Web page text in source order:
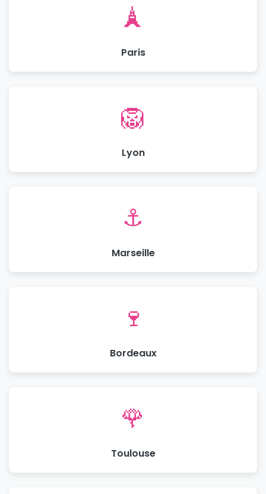
🗼
Paris
🦁
Lyon
⚓
Marseille
🍷
Bordeaux
🌹
Toulouse